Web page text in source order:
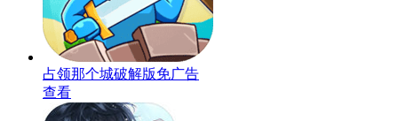
占领那个城破解版免广告
查看